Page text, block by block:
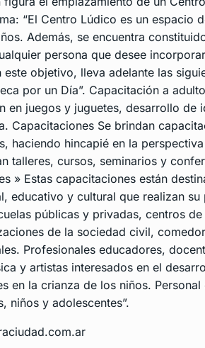
“El Centro Lúdico es un espacio
Además, se encuentra
persona que desee
este objetivo, lleva adelante las
por un Día”. Capacitación a
en juegos y juguetes, desarrollo
Capacitaciones Se brindan
haciendo hincapié en la
talleres, cursos, seminarios y
» Estas capacitaciones están
educativo y cultural que realizan
públicas y privadas, centros
de la sociedad civil,
Profesionales educadores,
y artistas interesados en el
en la crianza de los niños.
niños y adolescentes”.